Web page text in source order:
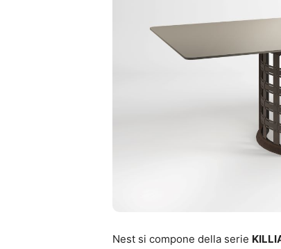
Nest si compone della serie